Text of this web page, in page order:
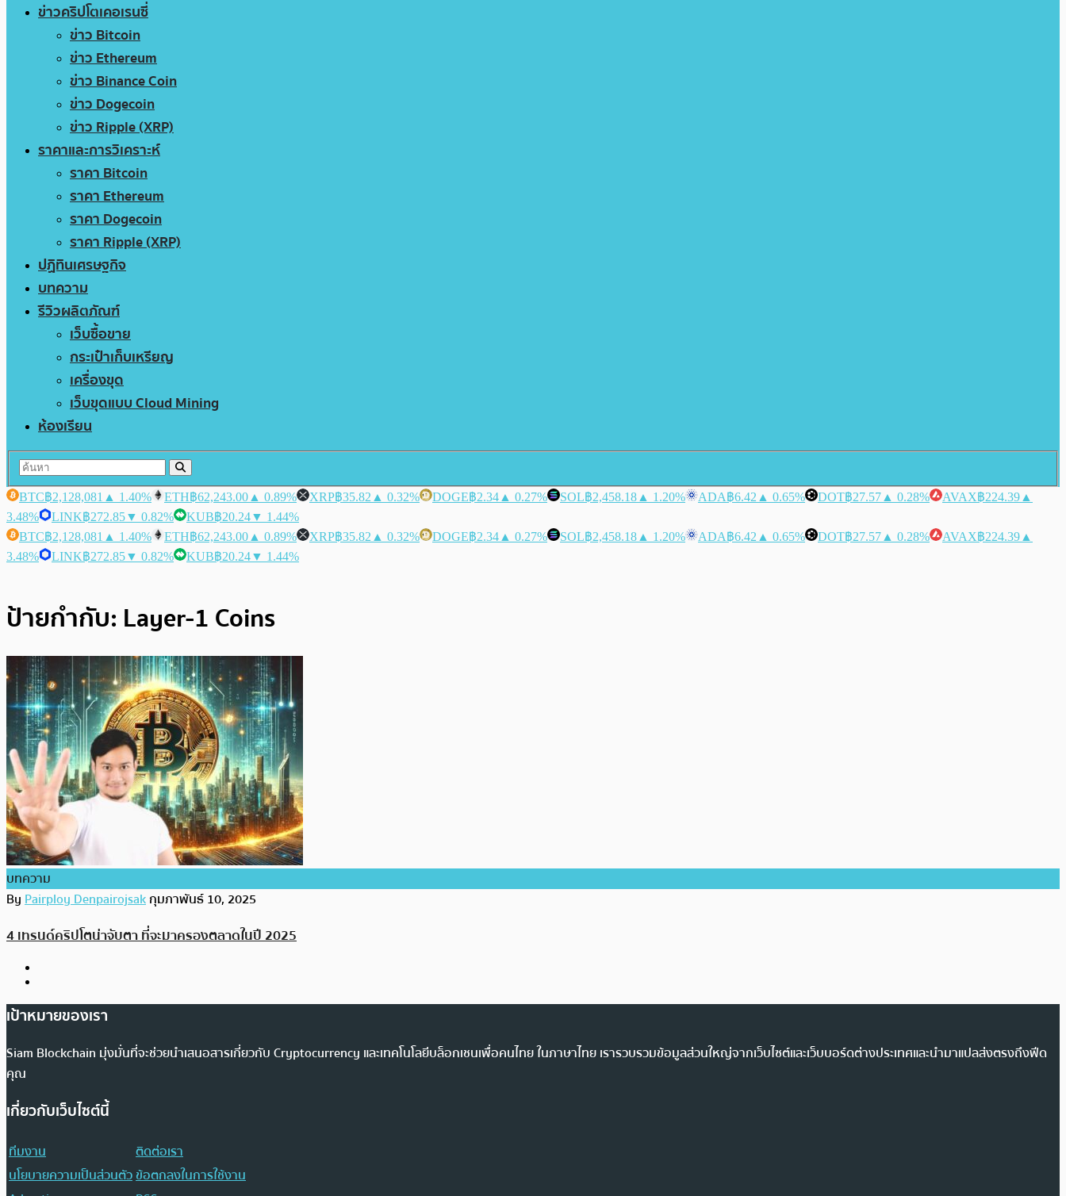
ข่าวคริปโตเคอเรนซี่
ข่าว Bitcoin
ข่าว Ethereum
ข่าว Binance Coin
ข่าว Dogecoin
ข่าว Ripple (XRP)
ราคาและการวิเคราะห์
ราคา Bitcoin
ราคา Ethereum
ราคา Dogecoin
ราคา Ripple (XRP)
ปฏิทินเศรษฐกิจ
บทความ
รีวิวผลิตภัณฑ์
เว็บซื้อขาย
กระเป๋าเก็บเหรียญ
เครื่องขุด
เว็บขุดแบบ Cloud Mining
ห้องเรียน
BTC฿2,128,081 ▲ 1.40% ETH฿62,243.00 ▲ 0.89% XRP฿35.82 ▲ 0.32% DOGE฿2.34 ▲ 0.27% SOL฿2,458.18 ▲ 1.20% ADA฿6.42 ▲ 0.65% DOT฿27.57 ▲ 0.28% AVAX฿224.39 ▲
3.48%
LINK฿272.85▼ 0.82% KUB฿20.24▼ 1.44%
BTC฿2,128,081 ▲ 1.40% ETH฿62,243.00 ▲ 0.89% XRP฿35.82 ▲ 0.32% DOGE฿2.34 ▲ 0.27% SOL฿2,458.18 ▲ 1.20% ADA฿6.42 ▲ 0.65% DOT฿27.57 ▲ 0.28% AVAX฿224.39 ▲
3.48%
LINK฿272.85▼ 0.82% KUB฿20.24▼ 1.44%
ป้ายกำกับ: Layer-1 Coins
บทความ
ByPairploy Denpairojsakกุมภาพันธ์ 10, 2025
4 เทรนด์คริปโตน่าจับตา ที่จะมาครองตลาดในปี 2025
เป้าหมายของเรา
Siam Blockchain มุ่งมั่นที่จะช่วยนำเสนอสารเกี่ยวกับ Cryptocurrency และเทคโนโลยีบล็อกเชนเพื่อคนไทย ในภาษาไทย เรารวบรวมข้อมูลส่วนใหญ่จากเว็บไซต์และเว็บบอร์ดต่างประเทศและนำมาแปลส่งตรงถึงฟีด
คุณ
เกี่ยวกับเว็บไซต์นี้
ทีมงาน
ติดต่อเรา
นโยบายความเป็นส่วนตัวข้อตกลงในการใช้งาน